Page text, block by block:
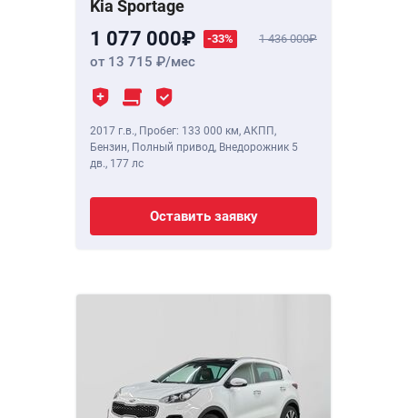
Kia Sportage
1 077 000 -33% 1 436 000
от 13 715 /мес
2017 г.в., Пробег: 133 000 км, АКПП,
Бензин, Полный привод, Внедорожник 5
дв., 177 лс
Оставить заявку